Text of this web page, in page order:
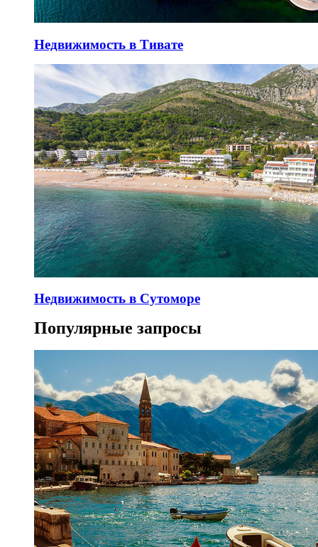
Недвижимость в Тивате
Недвижимость в Сутоморе
Популярные запросы